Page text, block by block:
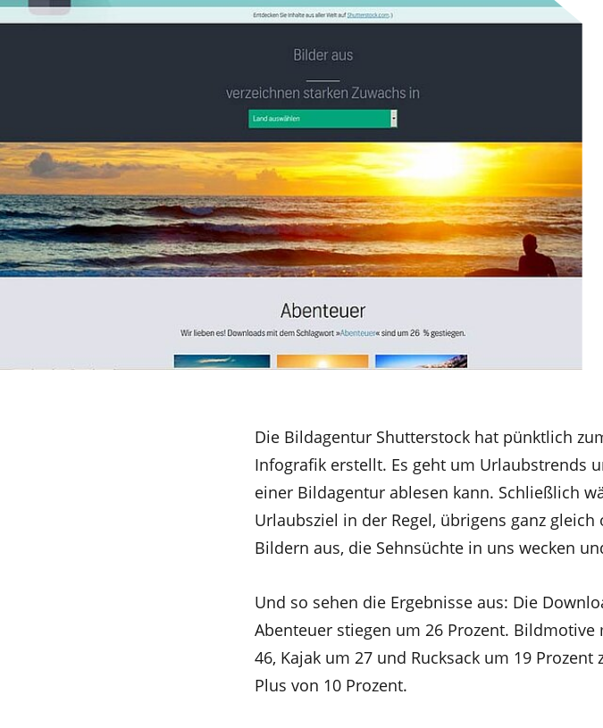
Die Bildagentur Shutterstock hat pünktlich
Infografik erstellt. Es geht um Urlaubstrends
einer Bildagentur ablesen kann. Schließlich
Urlaubsziel in der Regel, übrigens ganz
Bildern aus, die Sehnsüchte in uns wecken
Und so sehen die Ergebnisse aus: Die
Abenteuer stiegen um 26 Prozent.
46, Kajak um 27 und Rucksack um 19
Plus von 10 Prozent.